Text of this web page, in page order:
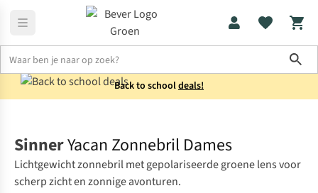
Back to schooldeals!
SinnerYacan Zonnebril Dames
Lichtgewicht zonnebril met gepolariseerde groene lens voor
scherp zicht en zonnige avonturen.